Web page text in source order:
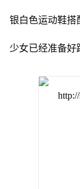
银白色运动鞋搭
少女已经准备好